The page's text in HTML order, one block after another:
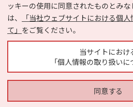
ッキーの使用に同意されたものとみ
は、
「当社ウェブサイトにおける個
て」 をご覧ください。
当サイトにおけ
「個人情報の取り扱い
同意する
利用規約
個人情報の取り扱いについ
サイトマップ
広告掲載に関す
Copyright © HYOJITO.Co.,Ltd. All